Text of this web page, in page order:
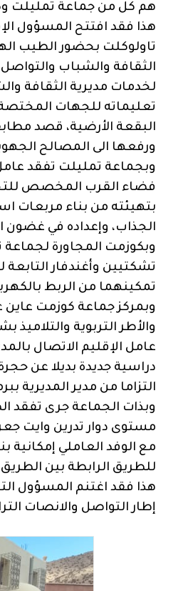
هم كل من جماعة تمليلت
هذا فقد افتتح المسؤول
تاولوكلت بحضور الطيب
الثقافة والشباب
لخدمات مديرية الثقافة
تعليماته للجهات
البقعة الأرضية، قصد
ورفعها الى المصالح
وبجماعة تمليلت تفقد
فضاء القرب المخصص
بتهيئته من بناء مربعات
الجذاب، وإعداده في غضون
وبكوزمت المجاورة
تشكتيين وأغندفار
تمكينهما من الربط
وبمركز جماعة كوزمت
والأطر التربوية
عامل الإقليم الاتصال
دراسية جديدة بديلا عن
التزاما من مدير المديرية
وبذات الجماعة جرى تفقد
مستوى دوار تدرين وايت
مع الوفد العاملي
للطريق الرابطة بين الطريق الإقليمية 2034 وأغندفار على مرور دوار
هذا فقد اغتنم المسؤول
إطار التواصل والانصات